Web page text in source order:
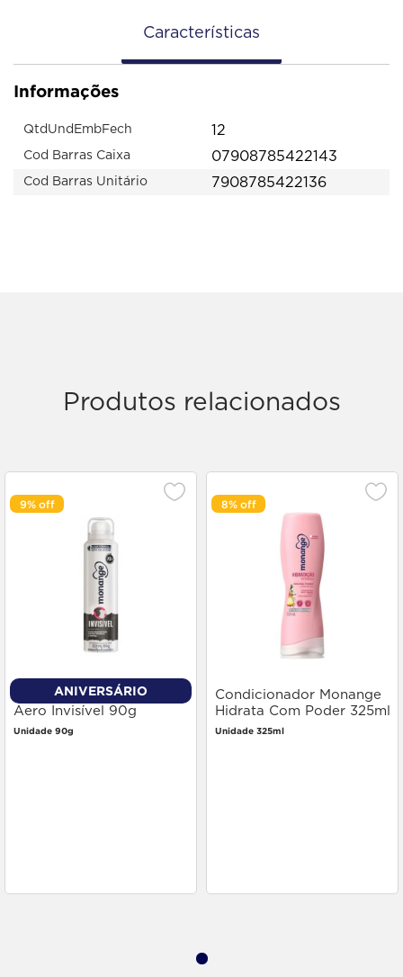
Características
Informações
QtdUndEmbFech 12
Cod Barras Caixa 07908785422143
Cod Barras Unitário 7908785422136
Produtos relacionados
9%
ANIVERSÁRIO
Desodorante Monange
Aero Invisível 90g
Unidade 90g
8%
Condicionador Monange
Hidrata Com Poder 325ml
Unidade 325ml